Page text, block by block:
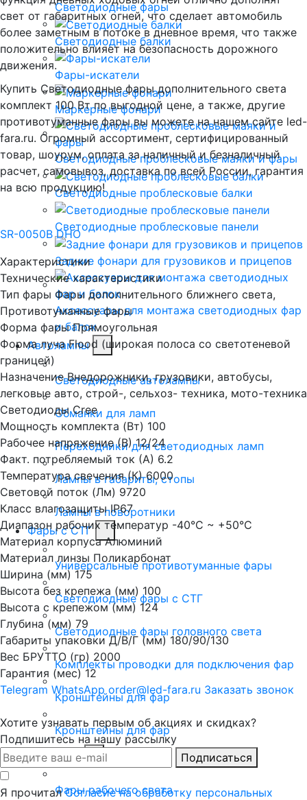
Светодиодные фары
Светодиодные балки
Фары-искатели
Маркерные фонари
Светодиодные проблесковые маяки и фары
Светодиодные проблесковые балки
Светодиодные проблесковые панели
Задние фонари для грузовиков и прицепов
Аксессуары для монтажа светодиодных фар
и балок
Автолампы
Светодиодные автолампы
Обманки для ламп
Переходники для светодиодных ламп
Лампы в габариты, стопы
Лампы в поворотники
Фары с СТГ
Универсальные противотуманные фары
Светодиодные фары с СТГ
Светодиодные фары головного света
Комплекты проводки для подключения фар
Кронштейны для фар
Кронштейны для фар
LED фары
Фары рабочего света
свет от габаритных огней, что сделает автомобиль
более заметным в потоке в дневное время, что также
положительно влияет на безопасность дорожного
движения.
Купить Светодиодные фары дополнительного света
комплект 100 Вт по выгодной цене, а также, другие
противотуманные фары вы можете на нашем сайте led-
fara.ru. Огромный ассортимент, сертифицированный
товар, шоурум, оплата за наличный и безналичный
расчет, самовывоз, доставка по всей России, гарантия
на всю продукцию!
SR-0050B DHO
Характеристики
Технические характеристики
Тип фары Фары дополнительного ближнего света,
Противотуманные фары
Форма фары Прямоугольная
Форма луча Flood (широкая полоса со светотеневой
границей)
Назначение Внедорожники, грузовики, автобусы,
легковые авто, строй-, сельхоз- техника, мото-техника
Светодиоды Cree
Мощность комплекта (Вт) 100
Рабочее напряжение (В) 12/24
Факт. потребляемый ток (А) 6.2
Температура свечения (К) 6000
Световой поток (Лм) 9720
Класс влагозащиты IP67
Диапазон рабочих температур -40°С ~ +50°С
Материал корпуса Алюминий
Материал линзы Поликарбонат
Ширина (мм) 175
Высота без крепежа (мм) 100
Высота с крепежом (мм) 124
Глубина (мм) 79
Габариты упаковки Д/В/Г (мм) 180/90/130
Вес БРУТТО (гр) 2000
Гарантия (мес) 12
Telegram WhatsApp order@led-fara.ru Заказать звонок
Хотите узнавать первым об акциях и скидках?
Подпишитесь на нашу рассылку
Подписаться
Я прочиталСогласие на обработку персональных